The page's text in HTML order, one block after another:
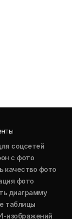
соцсетей
с фото
качество фото
фото
диаграмму
таблицы
изображений